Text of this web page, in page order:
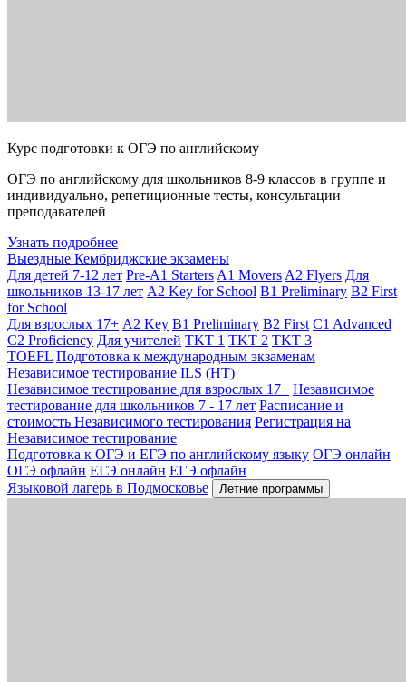
Курс подготовки к ОГЭ по английскому
ОГЭ по английскому для школьников 8-9 классов в группе и
индивидуально, репетиционные тесты, консультации
преподавателей
Узнать подробнее
Выездные Кембриджские экзамены
Для детей 7-12 лет Pre-A1 Starters A1 Movers A2 Flyers Для
школьников 13-17 лет A2 Key for School B1 Preliminary B2 First
for School
Для взрослых 17+ A2 Key B1 Preliminary B2 First C1 Advanced
C2 Proficiency Для учителей TKT 1 TKT 2 TKT 3
TOEFL Подготовка к международным экзаменам
Независимое тестирование ILS (НТ)
Независимое тестирование для взрослых 17+ Независимое
тестирование для школьников 7 - 17 лет Расписание и
стоимость Независимого тестирования Регистрация на
Независимое тестирование
Подготовка к ОГЭ и ЕГЭ по английскому языку ОГЭ онлайн
ОГЭ офлайн ЕГЭ онлайн ЕГЭ офлайн
Языковой лагерь в Подмосковье
Летние программы